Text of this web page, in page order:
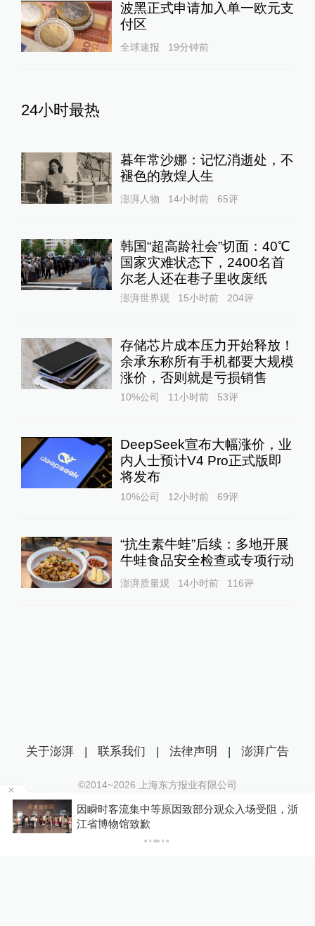
波黑正式申请加入单一欧元支
付区
全球速报 19分钟前
24小时最热
暮年常沙娜：记忆消逝处，不
褪色的敦煌人生
澎湃人物 14小时前 65评
韩国“超高龄社会”切面：40℃
国家灾难状态下，2400名首
尔老人还在巷子里收废纸
澎湃世界观 15小时前 204评
存储芯片成本压力开始释放！
余承东称所有手机都要大规模
涨价，否则就是亏损销售
10%公司 11小时前 53评
DeepSeek宣布大幅涨价，业
内人士预计V4 Pro正式版即
将发布
10%公司 12小时前 69评
“抗生素牛蛙”后续：多地开展
牛蛙食品安全检查或专项行动
澎湃质量观 14小时前 116评
因瞬时客流集中等原因致部分观众入场受阻，浙
江省博物馆致歉
关于澎湃 | 联系我们 | 法律声明 | 澎湃广告
©2014~2026 上海东方报业有限公司
沪ICP证：沪B2-20170116 | 沪ICP备14003370号
互联网新闻信息服务许可证：31120170006
沪公网安备 31010602000299号